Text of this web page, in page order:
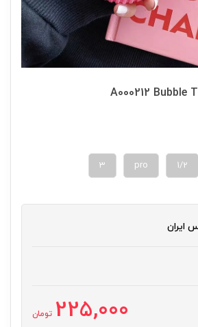
1/2
pro
3
ایران
225,000 تومان